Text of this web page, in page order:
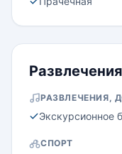
РАЗВЛЕЧЕНИЯ,
Экскурсионное
СПОРТ